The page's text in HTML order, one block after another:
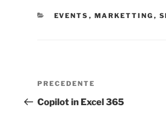
CATEGORIE
EVENTS , MARKETTING ,
Navigazione
articoli
Articolo
precedente:
PRECEDENTE
Copilot in Excel 365